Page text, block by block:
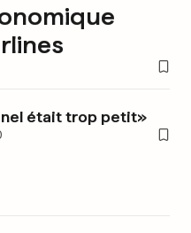
était trop petit»